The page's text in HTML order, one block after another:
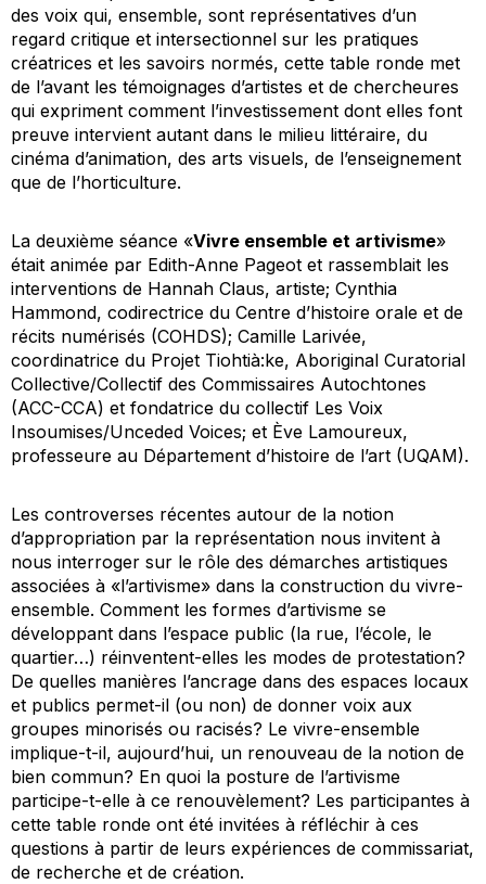
des voix qui, ensemble, sont représentatives d’un
regard critique et intersectionnel sur les pratiques
créatrices et les savoirs normés, cette table ronde met
de l’avant les témoignages d’artistes et de chercheures
qui expriment comment l’investissement dont elles font
preuve intervient autant dans le milieu littéraire, du
cinéma d’animation, des arts visuels, de l’enseignement
que de l’horticulture.
La deuxième séance «Vivre ensemble et artivisme»
était animée par Edith-Anne Pageot et rassemblait les
interventions de Hannah Claus, artiste; Cynthia
Hammond, codirectrice du Centre d’histoire orale et de
récits numérisés (COHDS); Camille Larivée,
coordinatrice du Projet Tiohtià:ke, Aboriginal Curatorial
Collective/Collectif des Commissaires Autochtones
(ACC-CCA) et fondatrice du collectif Les Voix
Insoumises/Unceded Voices; et Ève Lamoureux,
professeure au Département d’histoire de l’art (UQAM).
Les controverses récentes autour de la notion
d’appropriation par la représentation nous invitent à
nous interroger sur le rôle des démarches artistiques
associées à «l’artivisme» dans la construction du vivre-
ensemble. Comment les formes d’artivisme se
développant dans l’espace public (la rue, l’école, le
quartier…) réinventent-elles les modes de protestation?
De quelles manières l’ancrage dans des espaces locaux
et publics permet-il (ou non) de donner voix aux
groupes minorisés ou racisés? Le vivre-ensemble
implique-t-il, aujourd’hui, un renouveau de la notion de
bien commun? En quoi la posture de l’artivisme
participe-t-elle à ce renouvèlement? Les participantes à
cette table ronde ont été invitées à réfléchir à ces
questions à partir de leurs expériences de commissariat,
de recherche et de création.